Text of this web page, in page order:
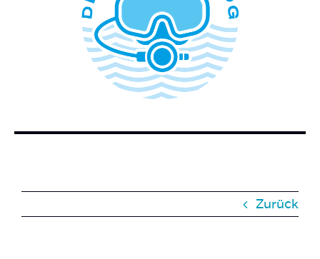
WER STECKT HINTER DEM TAUCHERBLOG?
BUCH BESTELLEN
Zurück